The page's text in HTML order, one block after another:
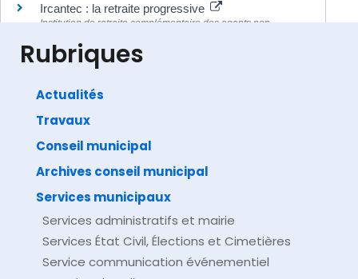
Ircantec : la retraite progressive
Institution de retraite complémentaire des agents non
Direction de l'information légale et administrative
Rubriques
Actualités
Travaux
Conseil municipal
Archives conseil municipal
Services municipaux
Services administratifs et mairie
Services État Civil, Élections et Cimetières
Service communication événementiel